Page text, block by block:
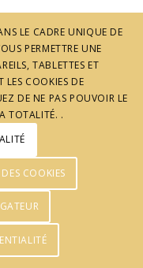
LE CADRE UNIQUE DE
PERMETTRE UNE
TABLETTES ET
LES COOKIES DE
DE NE PAS POUVOIR LE
TOTALITÉ. .
COOKIES